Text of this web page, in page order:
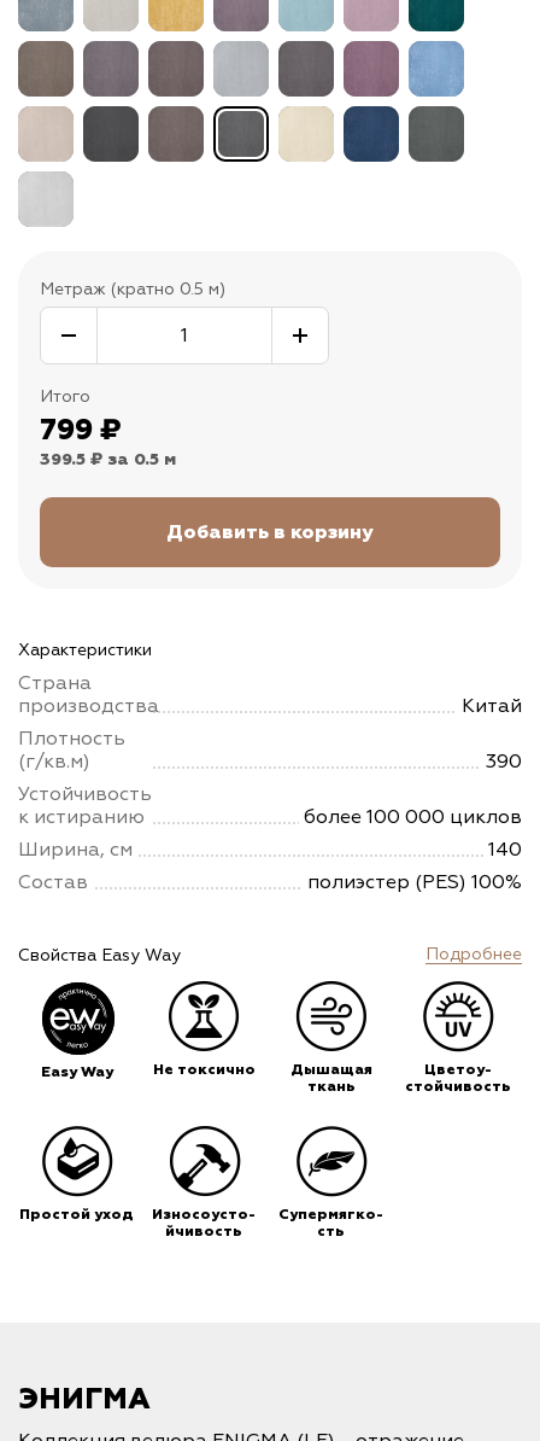
Метраж (кратно 0.5 м)
Итого
799 ₽
399.5 ₽ за 0.5 м
Характеристики
Страна
производства
Китай
Плотность
(г/кв.м)
390
Устойчивость
к истиранию
более 100 000 циклов
Ширина, см
140
Состав
полиэстер (PES) 100%
Свойства Easy Way Подробнее
Easy Way Не токсично
Дышащая
ткань
Цветоу-
стойчивость
Простой уход
Износоусто-
йчивость
Супермягко-
сть
ЭНИГМА